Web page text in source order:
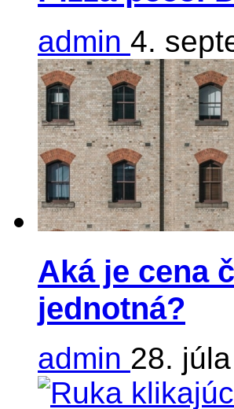
admin 4.
Aká je cena
jednotná?
admin 28.